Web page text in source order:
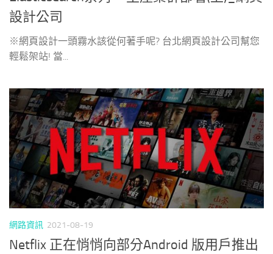
設計公司
※網頁設計一頭霧水該從何著手呢? 台北網頁設計公司幫您
輕鬆架站! 當...
網路資訊 2021-08-19
Netflix 正在悄悄向部分Android 版用戶推出